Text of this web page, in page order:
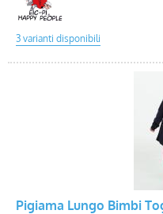
Pigiama Lungo Bimbi